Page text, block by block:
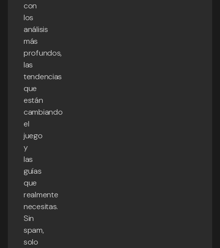
con
los
análisis
más
profundos,
las
tendencias
que
están
cambiando
el
juego
y
las
guías
que
realmente
necesitas.
Sin
spam,
solo